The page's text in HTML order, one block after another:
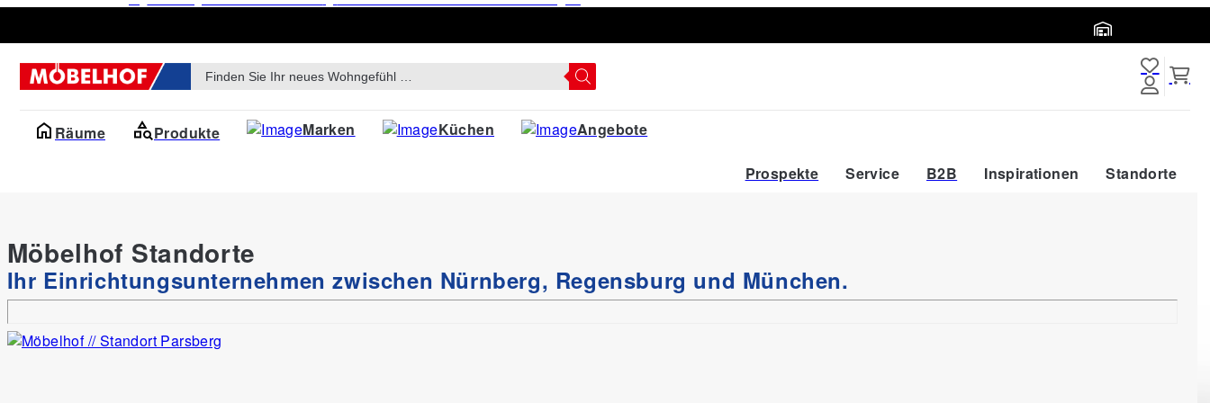
Abholort wählen
Products
search
Räume Produkte Marken Küchen Angebote
Prospekte Service B2B Inspirationen Standorte
Möbelhof Standorte
Ihr Einrichtungsunternehmen zwischen Nürnberg, Regensburg und München.